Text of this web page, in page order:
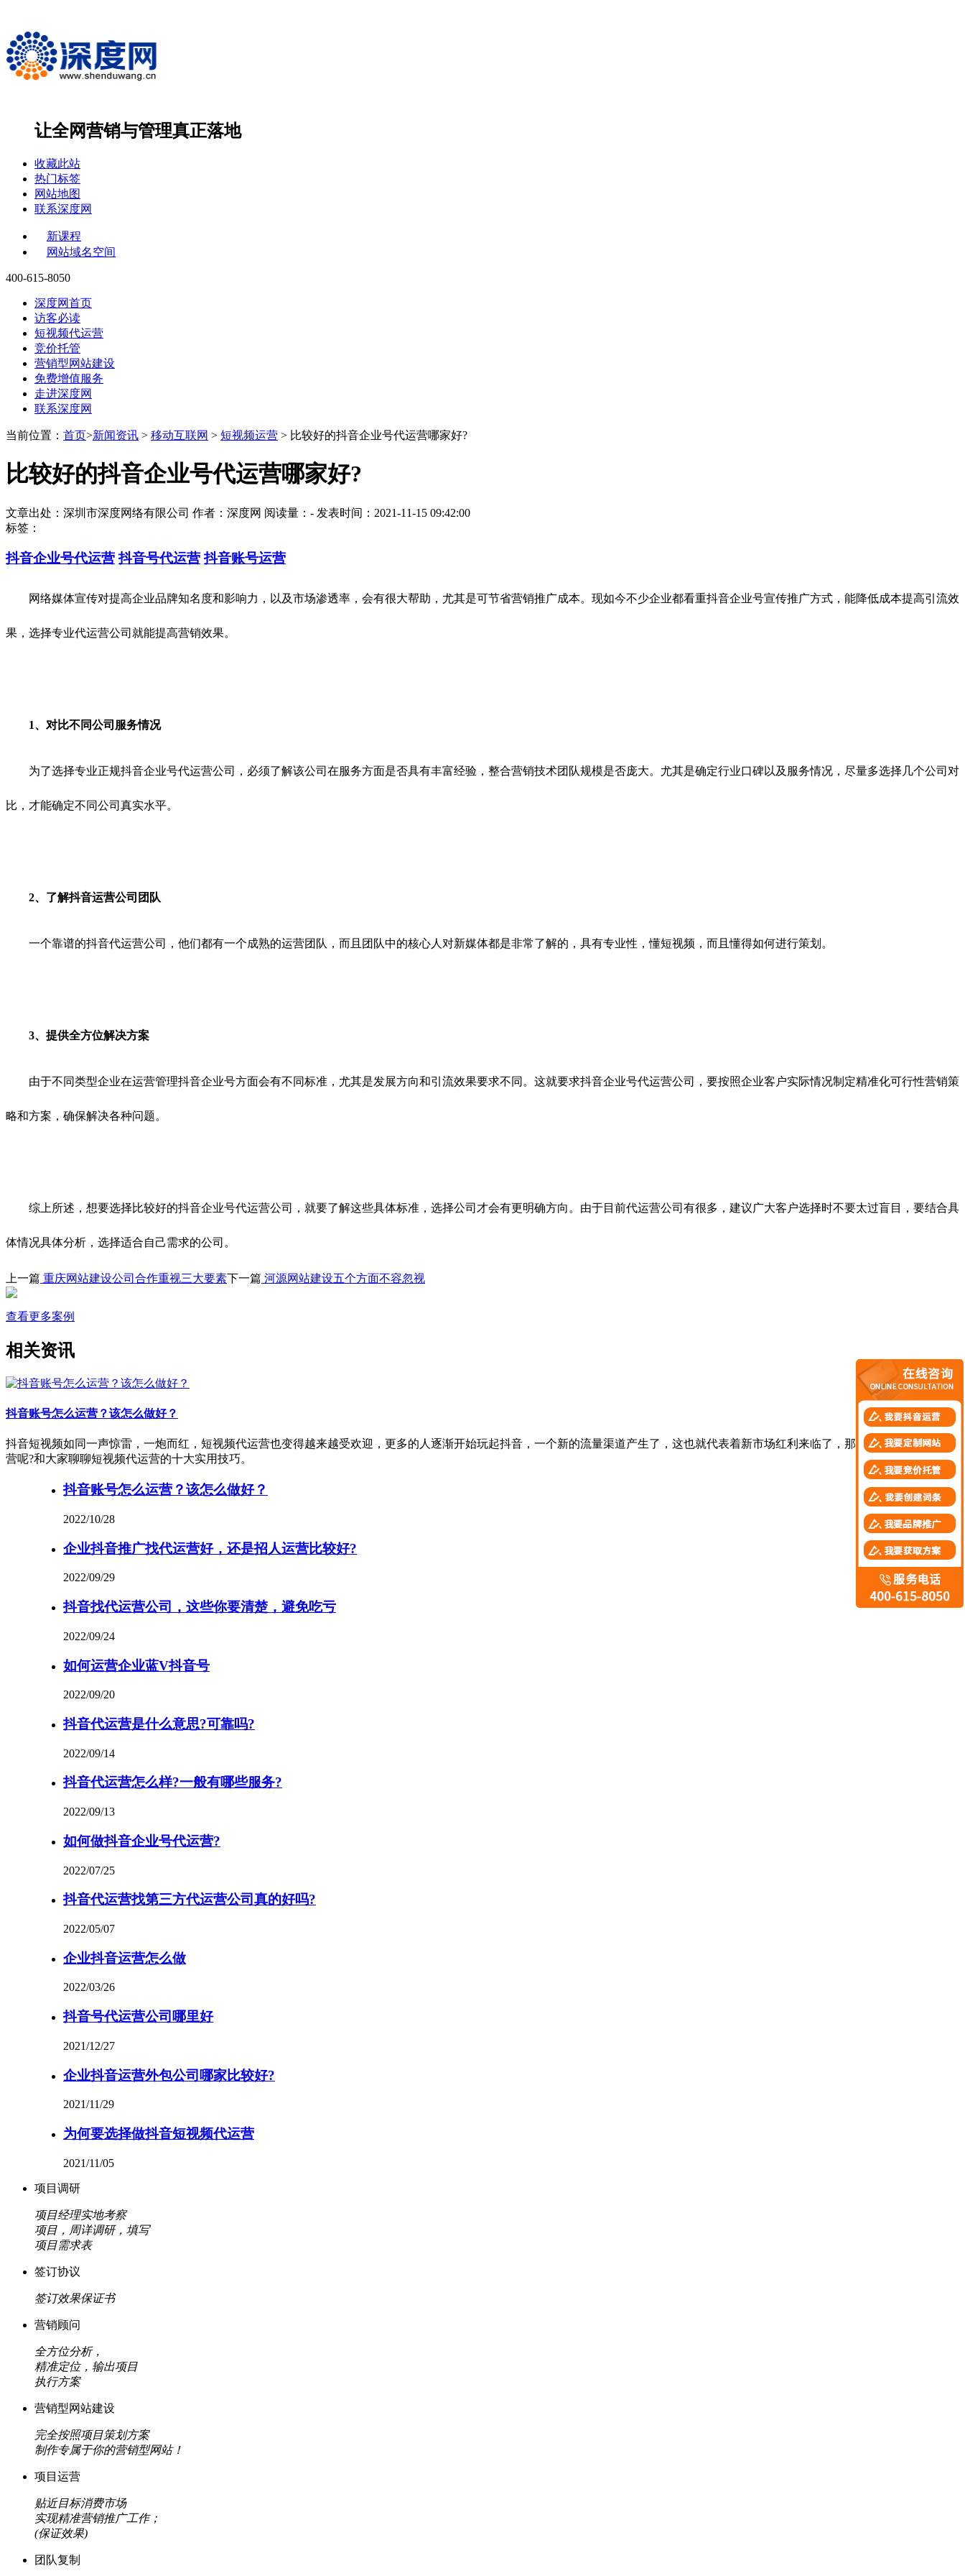
让全网营销与管理真正落地
收藏此站
热门标签
网站地图
联系深度网
新课程
网站域名空间
400-615-8050
深度网首页
访客必读
短视频代运营
竞价托管
营销型网站建设
免费增值服务
走进深度网
联系深度网
当前位置： 首页>新闻资讯 > 移动互联网 > 短视频运营 > 比较好的抖音企业号代运营哪家好?
比较好的抖音企业号代运营哪家好?
文章出处：深圳市深度网络有限公司 作者：深度网 阅读量： - 发表时间：2021-11-15 09:42:00
标签：
抖音企业号代运营 抖音号代运营 抖音账号运营
网络媒体宣传对提高企业品牌知名度和影响力，以及市场渗透率，会有很大帮助，尤其是可节省营销推广成本。现如今不少企业都看重抖音企业号宣传推广方式，能降低成本提高引流效
果，选择专业代运营公司就能提高营销效果。
1、对比不同公司服务情况
为了选择专业正规抖音企业号代运营公司，必须了解该公司在服务方面是否具有丰富经验，整合营销技术团队规模是否庞大。尤其是确定行业口碑以及服务情况，尽量多选择几个公司对
比，才能确定不同公司真实水平。
2、了解抖音运营公司团队
一个靠谱的抖音代运营公司，他们都有一个成熟的运营团队，而且团队中的核心人对新媒体都是非常了解的，具有专业性，懂短视频，而且懂得如何进行策划。
3、提供全方位解决方案
由于不同类型企业在运营管理抖音企业号方面会有不同标准，尤其是发展方向和引流效果要求不同。这就要求抖音企业号代运营公司，要按照企业客户实际情况制定精准化可行性营销策
略和方案，确保解决各种问题。
综上所述，想要选择比较好的抖音企业号代运营公司，就要了解这些具体标准，选择公司才会有更明确方向。由于目前代运营公司有很多，建议广大客户选择时不要太过盲目，要结合具
体情况具体分析，选择适合自己需求的公司。
上一篇 重庆网站建设公司合作重视三大要素下一篇 河源网站建设五个方面不容忽视
查看更多案例
相关资讯
抖音账号怎么运营？该怎么做好？
抖音短视频如同一声惊雷，一炮而红，短视频代运营也变得越来越受欢迎，更多的人逐渐开始玩起抖音，一个新的流量渠道产生了，这也就代表着新市场红利来临了，那么抖音帐号如何代运
营呢?和大家聊聊短视频代运营的十大实用技巧。
抖音账号怎么运营？该怎么做好？
2022/10/28
企业抖音推广找代运营好，还是招人运营比较好?
2022/09/29
抖音找代运营公司，这些你要清楚，避免吃亏
2022/09/24
如何运营企业蓝V抖音号
2022/09/20
抖音代运营是什么意思?可靠吗?
2022/09/14
抖音代运营怎么样?一般有哪些服务?
2022/09/13
如何做抖音企业号代运营?
2022/07/25
抖音代运营找第三方代运营公司真的好吗?
2022/05/07
企业抖音运营怎么做
2022/03/26
抖音号代运营公司哪里好
2021/12/27
企业抖音运营外包公司哪家比较好?
2021/11/29
为何要选择做抖音短视频代运营
2021/11/05
项目调研
项目经理实地考察
项目，周详调研，填写
项目需求表
签订协议
签订效果保证书
营销顾问
全方位分析，
精准定位，输出项目
执行方案
营销型网站建设
完全按照项目策划方案
制作专属于你的营销型网站！
项目运营
贴近目标消费市场
实现精准营销推广工作；
(保证效果)
团队复制